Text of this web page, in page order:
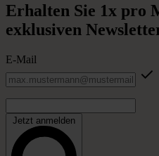
Erhalten Sie 1x pro
exklusiven
E-Mail
Jetzt anmelden